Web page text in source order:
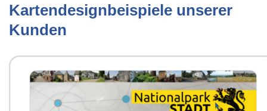
Kartendesignbeispiele unserer
Kunden